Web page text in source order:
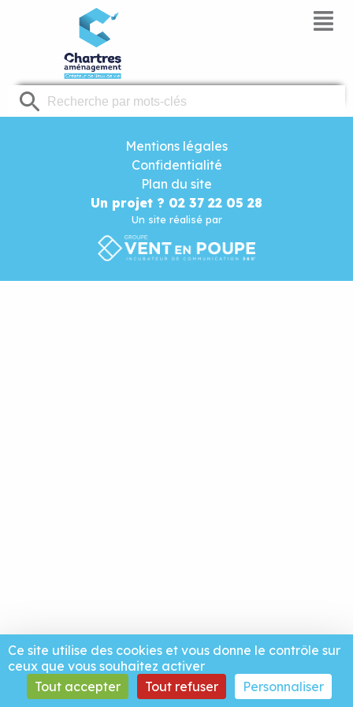
Mentions légales
Confidentialité
Plan du site
Un projet ? 02 37 22 05 28
Un site réalisé par
Panneau de gestion des cookies
Ce site utilise des cookies et vous donne le contrôle sur
ceux que vous souhaitez activer
Tout accepter
Tout refuser Personnaliser